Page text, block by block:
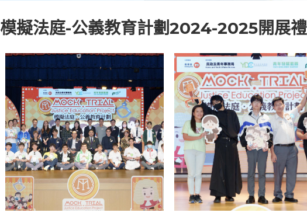
模擬法庭-公義教育計劃2024-2025開展禮